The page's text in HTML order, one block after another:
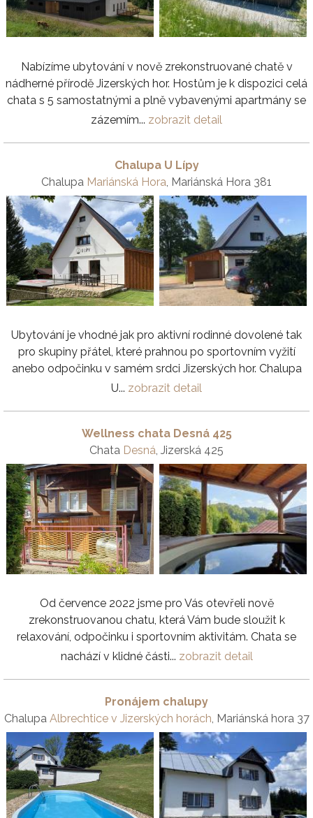
Nabízíme ubytování v nově zrekonstruované chatě v
nádherné přírodě Jizerských hor. Hostům je k dispozici celá
chata s 5 samostatnými a plně vybavenými apartmány se
zázemím... zobrazit detail
Chalupa U Lípy
Chalupa Mariánská Hora , Mariánská Hora 381
Ubytování je vhodné jak pro aktivní rodinné dovolené tak
pro skupiny přátel, které prahnou po sportovním vyžití
anebo odpočinku v samém srdci Jizerských hor. Chalupa
U... zobrazit detail
Wellness chata Desná 425
Chata Desná , Jizerská 425
Od července 2022 jsme pro Vás otevřeli nově
zrekonstruovanou chatu, která Vám bude sloužit k
relaxování, odpočinku i sportovním aktivitám. Chata se
nachází v klidné části... zobrazit detail
Pronájem chalupy
Chalupa Albrechtice v Jizerských horách, Mariánská hora 37